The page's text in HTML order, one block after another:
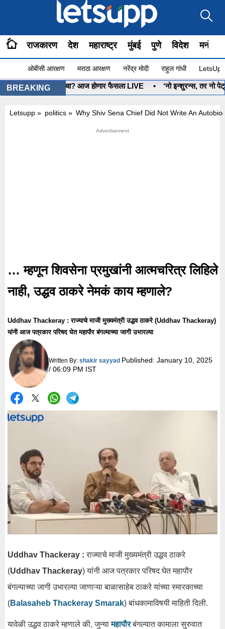
राजकारण देश महाराष्ट्र मुंबई पुणे विदेश
ओबीसी आरक्षण मराठा आरक्षण नरेंद्र मोदी राहुल गांधी
BREAKING
धनुष्यबाण कोणाचा? आज होणार फैसला LIVE • ‘नो इन्शुरन्स, तर नो
Letsupp » politics » Why Shiv Sena Chief Did Not Write An
… म्हणून शिवसेना प्रमुखांनी आत्मचरित्र लिहिले
नाही, उद्धव ठाकरे नेमकं काय म्हणाले?
Uddhav Thackeray : राज्याचे माजी मुख्यमंत्री उद्धव ठाकरे (Uddhav Thackeray)
यांनी आज पत्रकार परिषद घेत महापौर बंगल्याच्या जागी उभारल्या
Written By:shakir sayyad Published:January 10, 2025
/ 06:09 PM IST
Uddhav Thackeray : राज्याचे माजी मुख्यमंत्री उद्धव ठाकरे
(Uddhav Thackeray) यांनी आज पत्रकार परिषद घेत महापौर
बंगल्याच्या जागी उभारल्या जाणाऱ्या बाळासाहेब ठाकरे यांच्या स्मारकाच्या
(Balasaheb Thackeray Smarak) बांधकामाविषयी माहिती दिली.
यावेळी उद्धव ठाकरे म्हणाले की, जुन्यामहापौर बंगल्यात कामाला सुरुवात